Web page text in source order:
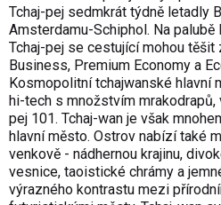
Tchaj-pej sedmkrát týdně letadly
Amsterdamu-Schiphol. Na
Tchaj-pej se cestující mohou
Business, Premium Economy a
Kosmopolitní tchajwanské hlavní
hi-tech s množstvím mrakodrapů,
pej 101. Tchaj-wan je však
hlavní město. Ostrov nabízí také
venkově - nádhernou krajinu,
vesnice, taoistické chrámy a
výrazného kontrastu mezi